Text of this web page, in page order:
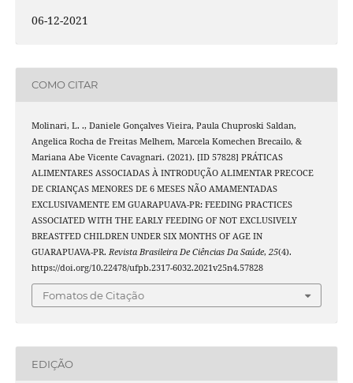
06-12-2021
COMO CITAR
Molinari, L. ., Daniele Gonçalves Vieira, Paula Chuproski Saldan,
Angelica Rocha de Freitas Melhem, Marcela Komechen Brecailo, &
Mariana Abe Vicente Cavagnari. (2021). [ID 57828] PRÁTICAS
ALIMENTARES ASSOCIADAS À INTRODUÇÃO ALIMENTAR PRECOCE
DE CRIANÇAS MENORES DE 6 MESES NÃO AMAMENTADAS
EXCLUSIVAMENTE EM GUARAPUAVA-PR: FEEDING PRACTICES
ASSOCIATED WITH THE EARLY FEEDING OF NOT EXCLUSIVELY
BREASTFED CHILDREN UNDER SIX MONTHS OF AGE IN
GUARAPUAVA-PR. Revista Brasileira De Ciências Da Saúde, 25(4).
https://doi.org/10.22478/ufpb.2317-6032.2021v25n4.57828
Fomatos de Citação
EDIÇÃO